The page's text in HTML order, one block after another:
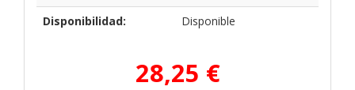
Disponibilidad:
Disponible
28,25 €